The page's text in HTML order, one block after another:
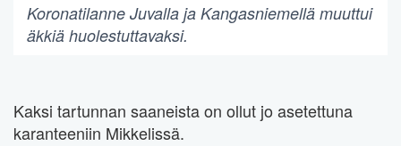
Koronatilanne Juvalla ja Kangasniemellä muuttui
äkkiä huolestuttavaksi.
Kaksi tartunnan saaneista on ollut jo asetettuna
karanteeniin Mikkelissä.